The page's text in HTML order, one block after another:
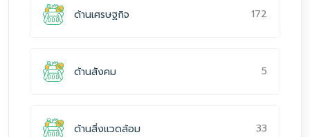
ด้านเศรษฐกิจ 172
ด้านสังคม 5
ด้านสิ่งแวดล้อม 33